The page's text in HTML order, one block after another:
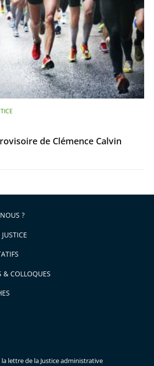
de Clémence Calvin
?
& COLLOQUES
lettre de la Justice administrative